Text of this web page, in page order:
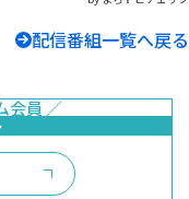
配信番組一覧へ戻る